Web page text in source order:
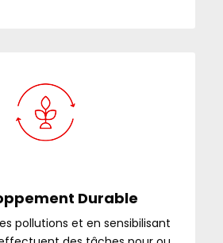
Durable
pollutions et en sensibilisant